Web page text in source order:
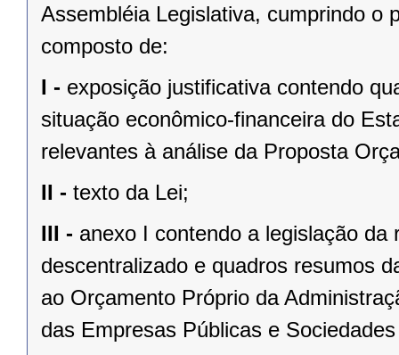
Assembléia Legislativa, cumprindo o
composto de:
I - exposição justificativa contendo
situação econômico-financeira do
relevantes à análise da Proposta
II - texto da Lei;
III - anexo I contendo a legislação
descentralizado e quadros resumos
ao Orçamento Próprio da
das Empresas Públicas e